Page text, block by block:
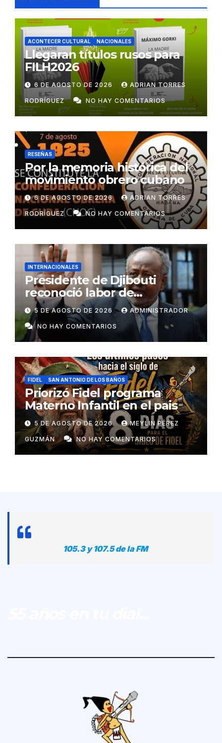
ACONTECER CULTURAL NACIONALES
Llegaran títulos rusos para
FILH2026
6 DE AGOSTO DE 2026 ADRIAN TORRES
RODRÍGUEZ NO HAY COMENTARIOS
RESEÑAS
Por la memoria histórica del
movimiento obrero cubano
6 DE AGOSTO DE 2026 ADRIAN TORRES
RODRÍGUEZ NO HAY COMENTARIOS
INTERNACIONALES
Presidente de Djibouti
reconoció labor de
colaboradores de Cuba
5 DE AGOSTO DE 2026 ADMINISTRADOR
NO HAY COMENTARIOS
FIDEL SAN ANTONIO DE LOS BAÑOS
Priorizó Fidel programa
Materno Infantil en el pais
5 DE AGOSTO DE 2026 MEYLIN PÉREZ
GUZMÁN NO HAY COMENTARIOS
105.3 y 107.5 de la FM